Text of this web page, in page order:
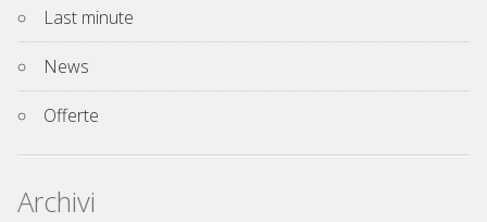
Last minute
News
Offerte
Archivi